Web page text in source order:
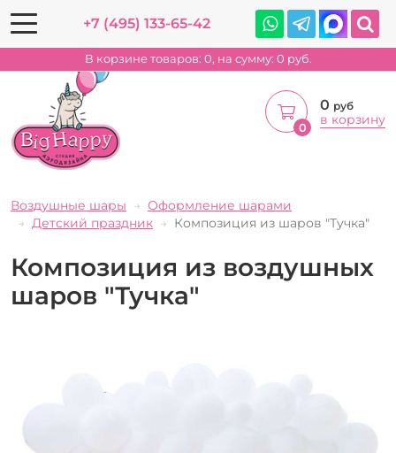
+7 (495) 133-65-42
В корзине товаров: 0, на сумму: 0 руб.
0
0 руб
в корзину
Воздушные шары
Оформление шарами
Детский праздник
Композиция из шаров "Тучка"
Композиция из воздушных
шаров "Тучка"